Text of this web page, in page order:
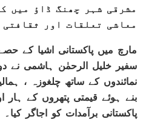
مشرقی شہر چھنگ ڈاؤ میں
معاشی تعلقات اور
مارچ میں پاکستانی اشیا کے
سفیر خلیل الرحمٰن ہاشمی نے
نمائندوں کے ساتھ چلغوزہ ،
بنے ہوئے قیمتی پتھروں کے
پاکستانی برآمدات کو اجاگر کیا۔